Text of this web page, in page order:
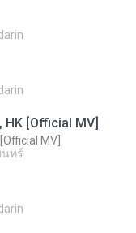
HK [Official MV]
MV]
ทร์